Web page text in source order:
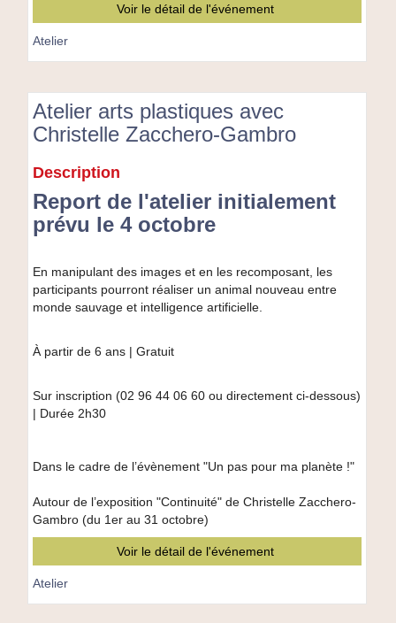
Voir le détail de l'événement
Atelier
Atelier arts plastiques avec
Christelle Zacchero-Gambro
arts
plastiques
Christelle
Gambro
Description
Report de l'atelier initialement
prévu le 4 octobre
En manipulant des images et en les recomposant, les
participants pourront réaliser un animal nouveau entre
monde sauvage et intelligence artificielle.
À partir de 6 ans | Gratuit
Sur inscription (02 96 44 06 60 ou directement ci-dessous)
| Durée 2h30
Dans le cadre de l’évènement "Un pas pour ma planète !"
Autour de l’exposition "Continuité" de Christelle Zacchero-
Gambro (du 1er au 31 octobre)
Voir le détail de l'événement
Atelier